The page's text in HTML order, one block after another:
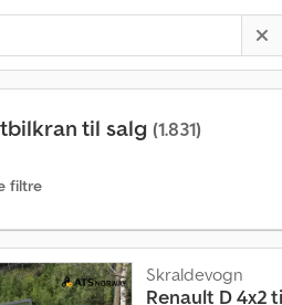
til salg (1.831)
filtre
Skraldevogn
Renault D 4x2